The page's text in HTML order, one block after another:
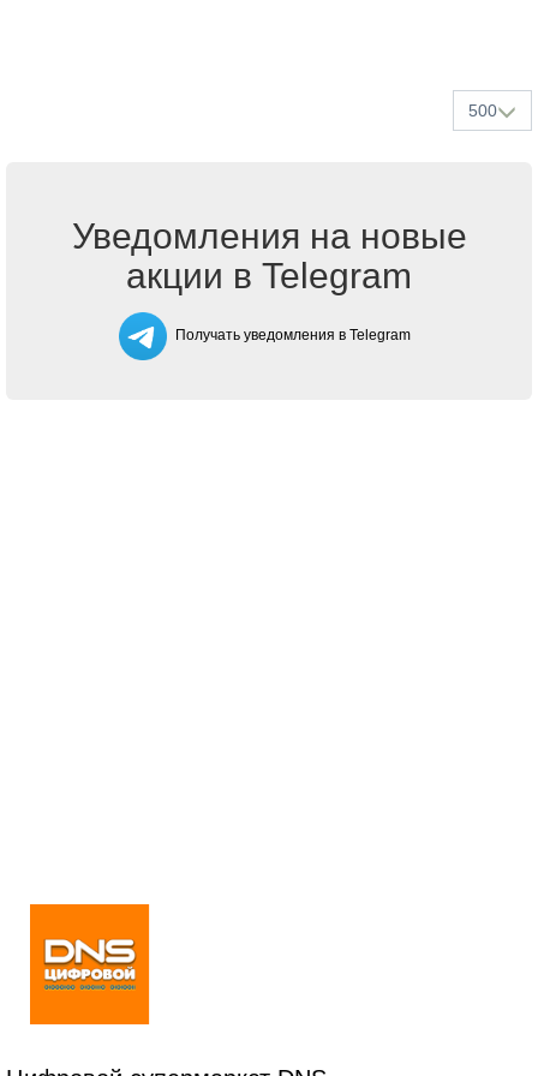
500
Уведомления на новые
акции в Telegram
Получать уведомления в Telegram